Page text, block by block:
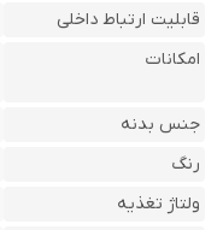
قابلیت ارتباط داخلی
امکانات
جنس بدنه
رنگ
ولتاژ تغذیه